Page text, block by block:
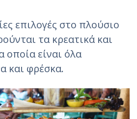
επιλογές στο πλούσιο
τα κρεατικά και
οποία είναι όλα
και φρέσκα.